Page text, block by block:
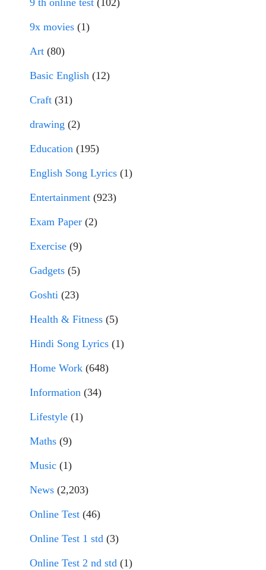
9 th online test (102)
9x movies (1)
Art (80)
Basic English (12)
Craft (31)
drawing (2)
Education (195)
English Song Lyrics (1)
Entertainment (923)
Exam Paper (2)
Exercise (9)
Gadgets (5)
Goshti (23)
Health & Fitness (5)
Hindi Song Lyrics (1)
Home Work (648)
Information (34)
Lifestyle (1)
Maths (9)
Music (1)
News (2,203)
Online Test (46)
Online Test 1 std (3)
Online Test 2 nd std (1)